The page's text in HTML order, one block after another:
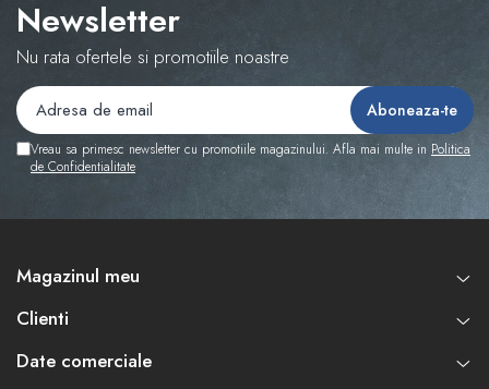
Newsletter
Nu rata ofertele si promotiile noastre
Vreau sa primesc newsletter cu promotiile magazinului. Afla mai multe in Politica
de Confidentialitate
Magazinul meu
Clienti
Date comerciale